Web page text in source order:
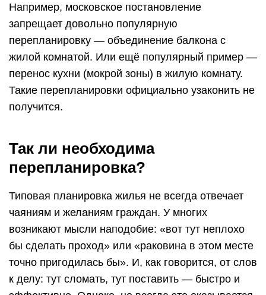
Например, московское постановление
запрещает довольно популярную
перепланировку — объединение балкона с
жилой комнатой. Или ещё популярный пример —
перенос кухни (мокрой зоны) в жилую комнату.
Такие перепланировки официально узаконить не
получится.
Так ли необходима
перепланировка?
Типовая планировка жилья не всегда отвечает
чаяниям и желаниям граждан. У многих
возникают мысли наподобие: «вот тут неплохо
бы сделать проход» или «раковина в этом месте
точно пригодилась бы». И, как говорится, от слов
к делу: тут сломать, тут поставить — быстро и